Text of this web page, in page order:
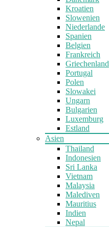
Kroatien
Slowenien
Niederlande
Spanien
Belgien
Frankreich
Griechenland
Portugal
Polen
Slowakei
Ungarn
Bulgarien
Luxemburg
Estland
Asien
Thailand
Indonesien
Sri Lanka
Vietnam
Malaysia
Malediven
Mauritius
Indien
Nepal